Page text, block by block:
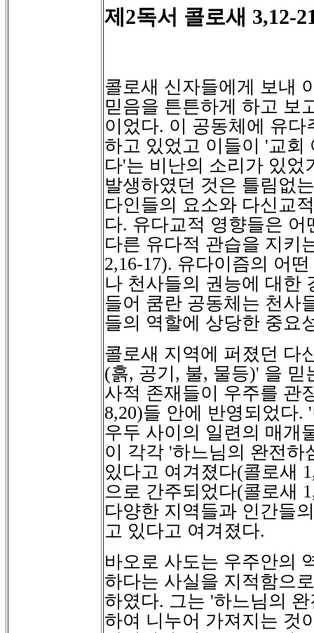
제2독서 콜로새 3,12-
콜로새 신자들에게 보내
믿음을 튼튼하게 하고 보
이었다. 이 공동체에 유
하고 있었고 이들이 '교회
다'는 비난의 소리가 있었
발생하였던 것은 틀림없
다인들의 요소와 다신교
다. 유다교적 영향들은
다른 유다적 관습을 지키
2,16-17). 유다이즘의 어
나 천사들의 권능에 대한
들어 쿰란 공동체는 천사
들의 역할에 상당한 중요
콜로새 지역에 퍼졌던 다
(흙, 공기, 불, 물등)' 을 믿
사적 존재들이 우주를 관
8,20)들 안에 반영되었다. '
우두 사이의 일련의 매개
이 각각 '하느님의 완전하
있다고 여겨졌다(콜로새
으로 간주되었다(콜로새
다양한 지역들과 인간들
고 있다고 여겨졌다.
바오로 사도는 우주안의
하다는 사실을 지적함으
하였다. 그는 '하느님의
하여 니누어 가져지는 것